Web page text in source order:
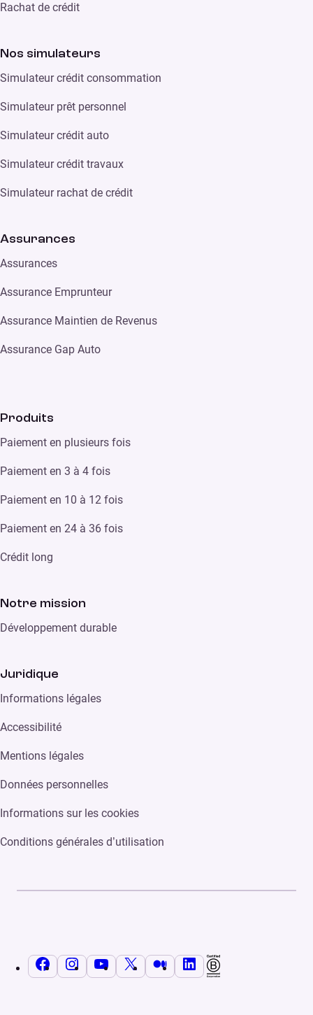
Rachat de crédit
Nos simulateurs
Simulateur crédit consommation
Simulateur prêt personnel
Simulateur crédit auto
Simulateur crédit travaux
Simulateur rachat de crédit
Assurances
Assurances
Assurance Emprunteur
Assurance Maintien de Revenus
Assurance Gap Auto
Produits
Paiement en plusieurs fois
Paiement en 3 à 4 fois
Paiement en 10 à 12 fois
Paiement en 24 à 36 fois
Crédit long
Notre mission
Développement durable
Juridique
Informations légales
Accessibilité
Mentions légales
Données personnelles
Informations sur les cookies
Conditions générales d’utilisation
FacebookInstagramYouTubeX MediumLinkedIn